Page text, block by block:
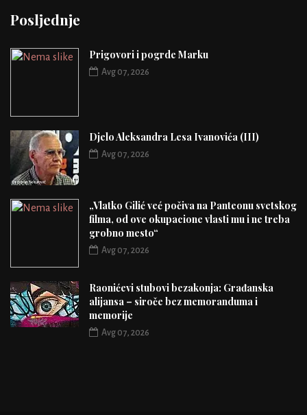
Posljednje
Prigovori i pogrde Marku
Avg 07, 2026
Djelo Aleksandra Lesa Ivanovića (III)
Avg 07, 2026
„Vlatko Gilić već počiva na Panteonu svetskog
filma, od ove okupacione vlasti mu i ne treba
grobno mesto“
Avg 07, 2026
Raonićevi stubovi bezakonja: Građanska
alijansa – siroče bez memoranduma i
memorije
Avg 07, 2026